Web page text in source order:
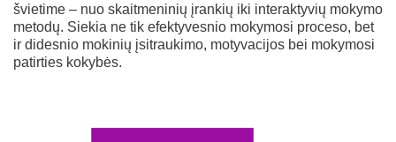
švietime – nuo skaitmeninių įrankių iki interaktyvių mokymo
metodų. Siekia ne tik efektyvesnio mokymosi proceso, bet
ir didesnio mokinių įsitraukimo, motyvacijos bei mokymosi
patirties kokybės.